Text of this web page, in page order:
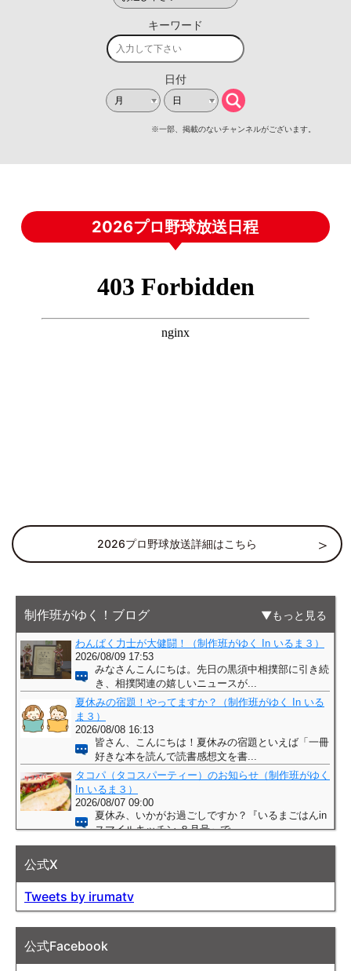
2026プロ野球放送日程
2026プロ野球放送詳細はこちら
制作班がゆく！ブログ もっと見る
公式X
Tweets by irumatv
公式Facebook